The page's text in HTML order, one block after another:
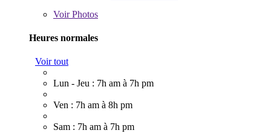
VoirPhotos
Heures normales
Voir tout
Lun - Jeu : 7h am à 7h pm
Ven : 7h am à 8h pm
Sam : 7h am à 7h pm